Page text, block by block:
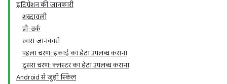
इंटिग्रेशन की जानकारी
शब्दावली
प्री-वर्क
खास जानकारी
पहला चरण: इकाई का डेटा उपलब्ध कराना
दूसरा चरण: क्लस्टर का डेटा उपलब्ध कराना
Android से जुड़ी स्किल